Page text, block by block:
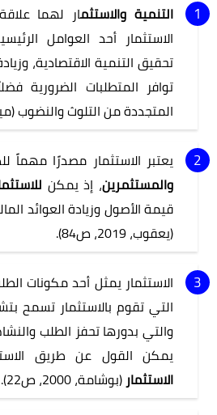
التنمية والاستثمار لهما
الاستثمار أحد العوامل
تحقيق التنمية الاقتصادية،
توافر المتطلبات الضرورية
المتجددة من التلوث والنضوب (ميشيل ر،
يعتبر الاستثمار مصدرًا مهماً
والمستثمرين، إذ يمكن
قيمة الأصول وزيادة العوائد
(يعقوب، 2019، ص84).
الاستثمار يمثل أحد مكونات
التي تقوم بالاستثمار تسمح
والتي بدورها تحفز الطلب
يمكن القول عن طريق
الاستثمار (بوشامة، 2000، ص22).